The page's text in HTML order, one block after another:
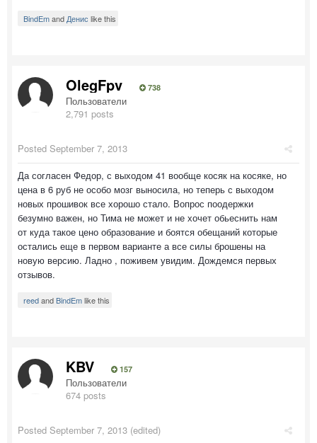
BindEmand Денис like this
OlegFpv 738
Пользователи
2,791 posts
Posted September 7, 2013
Да согласен Федор, с выходом 41 вообще косяк на косяке, но
цена в 6 руб не особо мозг выносила, но теперь с выходом
новых прошивок все хорошо стало. Вопрос поодержки
безумно важен, но Тима не может и не хочет обьеснить нам
от куда такое цено образование и боятся обещаний которые
остались еще в первом варианте а все силы брошены на
новую версию. Ладно , поживем увидим. Дождемся первых
отзывов.
reedandBindEmlike this
KBV 157
Пользователи
674 posts
Posted September 7, 2013 (edited)